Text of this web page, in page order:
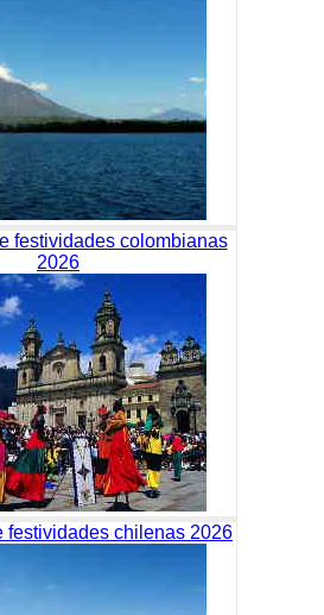
festividades colombianas
2026
festividades chilenas 2026